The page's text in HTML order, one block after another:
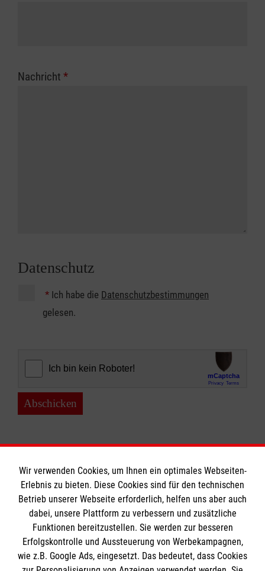
Nachricht *
Datenschutz
* Ich habe die Datenschutzbestimmungen
gelesen.
Abschicken
Informationen
Impressum
Datenschutz
Die Malteser
Wir verwenden Cookies, um Ihnen ein optimales Webseiten-
Erlebnis zu bieten. Diese Cookies sind für den technischen
Betrieb unserer Webseite erforderlich, helfen uns aber auch
dabei, unsere Plattform zu verbessern und zusätzliche
Funktionen bereitzustellen. Sie werden zur besseren
Erfolgskontrolle und Aussteuerung von Werbekampagnen,
wie z.B. Google Ads, eingesetzt. Das bedeutet, dass Cookies